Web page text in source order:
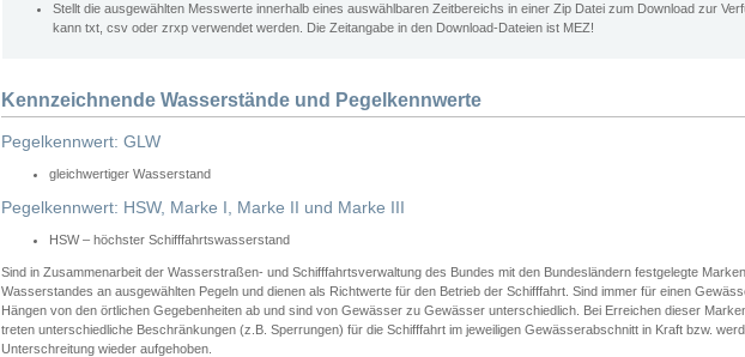
Stellt die ausgewählten Messwerte innerhalb eines auswählbaren Zeitbereichs in einer Zip Datei zum Download zur
kann txt, csv oder zrxp verwendet werden. Die Zeitangabe in den Download-Dateien ist MEZ!
Kennzeichnende Wasserstände und Pegelkennwerte
Pegelkennwert: GLW
gleichwertiger Wasserstand
Pegelkennwert: HSW, Marke I, Marke II und Marke III
HSW – höchster Schifffahrtswasserstand
Sind in Zusammenarbeit der Wasserstraßen- und Schifffahrtsverwaltung des Bundes mit den Bundesländern festgelegte
Wasserstandes an ausgewählten Pegeln und dienen als Richtwerte für den Betrieb der Schifffahrt. Sind immer für einen
Hängen von den örtlichen Gegebenheiten ab und sind von Gewässer zu Gewässer unterschiedlich. Bei Erreichen dieser
treten unterschiedliche Beschränkungen (z.B. Sperrungen) für die Schifffahrt im jeweiligen Gewässerabschnitt in Kraft bzw.
Unterschreitung wieder aufgehoben.